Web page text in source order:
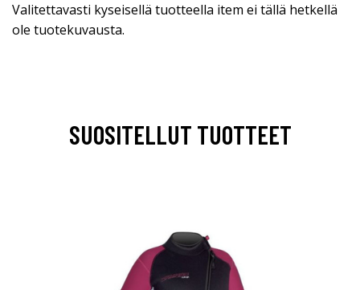
Valitettavasti kyseisellä tuotteella item ei tällä hetkellä
ole tuotekuvausta.
SUOSITELLUT TUOTTEET